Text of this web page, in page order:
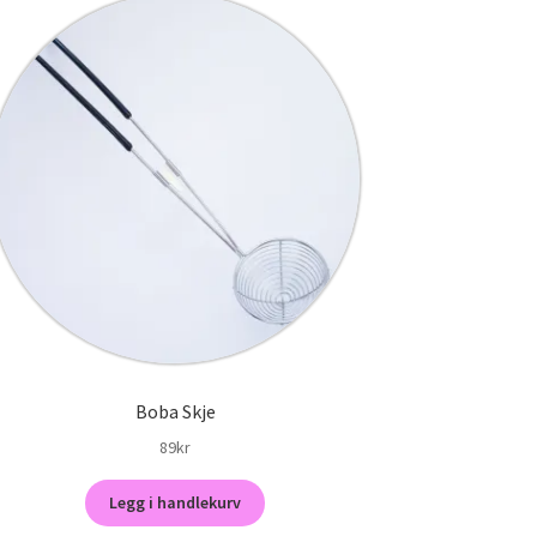
Boba Skje
89kr
Legg i handlekurv